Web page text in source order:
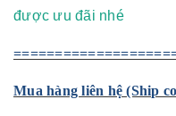
được ưu đãi nhé
Mua hàng liên hệ (Ship